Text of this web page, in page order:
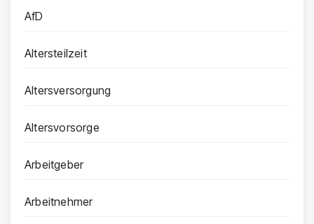
AfD
Altersteilzeit
Altersversorgung
Altersvorsorge
Arbeitgeber
Arbeitnehmer